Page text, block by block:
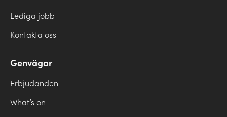
Lediga jobb
Kontakta oss
Genvägar
Erbjudanden
What’s on